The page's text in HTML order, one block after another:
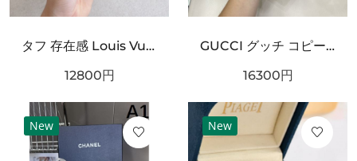
タフ 存在感 Louis Vuitton ルイヴィトン コピー ベルト ブラックチェック型押しレザー シルバーバックル 厚みある仕様 ストリート映えデザイン
12800円
GUCCI グッチ コピー クラッチバッグ GGスプリームキャンバス スリムフォルム フラップデザイン リストストラップ付き 軽量設計
16300円
New New